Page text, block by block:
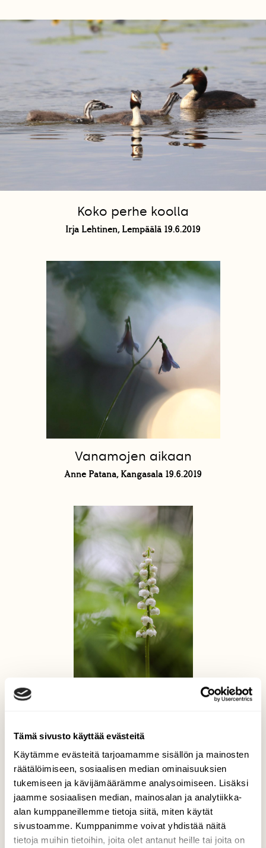
Tämä sivusto käyttää evästeitä
Käytämme evästeitä tarjoamamme sisällön ja mainosten
räätälöimiseen, sosiaalisen median ominaisuuksien
tukemiseen ja kävijämäärämme analysoimiseen. Lisäksi
jaamme sosiaalisen median, mainosalan ja analytiikka-
alan kumppaneillemme tietoja siitä, miten käytät
sivustoamme. Kumppanimme voivat yhdistää näitä
tietoja muihin tietoihin, joita olet antanut heille tai joita on
Koko perhe koolla
Irja Lehtinen, Lempäälä 19.6.2019
Vanamojen aikaan
Anne Patana, Kangasala 19.6.2019